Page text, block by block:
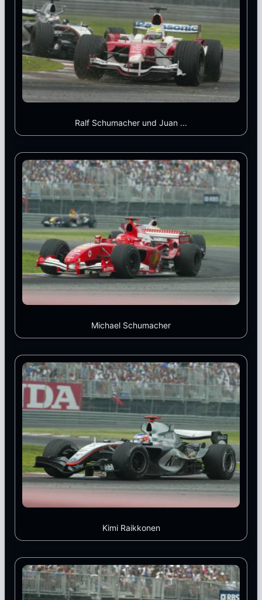
Ralf Schumacher und Juan ...
Michael Schumacher
Kimi Raikkonen